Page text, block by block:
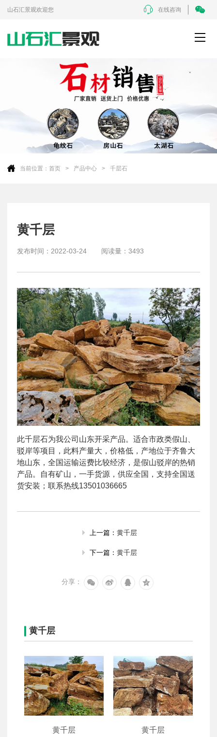
山石汇景观欢迎您 在线咨询
当前位置： 首页 产品中心 千层石
黄千层
发布时间： 2022-03-24 阅读量： 3493
此千层石为我公司山东开采产品。适合市政类假山、
驳岸等项目，此料产量大，价格低，产地位于齐鲁大
地山东，全国运输运费比较经济，是假山驳岸的热销
产品。自有矿山，一手货源，供应全国，支持全国送
货安装；联系热线13501036665
上一篇： 黄千层
下一篇： 黄千层
分享：
黄千层
黄千层 黄千层